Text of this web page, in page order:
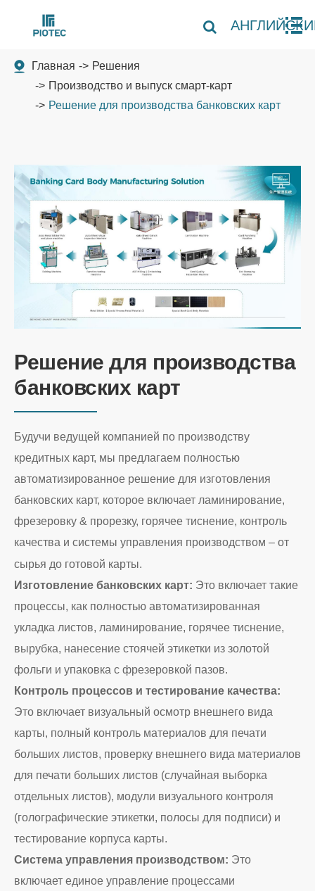
Главная
Решения
Производство и выпуск смарт-карт
Решение для производства банковских карт
Решение для производства
банковских карт
Будучи ведущей компанией по производству
кредитных карт, мы предлагаем полностью
автоматизированное решение для изготовления
банковских карт, которое включает ламинирование,
фрезеровку & прорезку, горячее тиснение, контроль
качества и системы управления производством – от
сырья до готовой карты.
Изготовление банковских карт: Это включает такие
процессы, как полностью автоматизированная
укладка листов, ламинирование, горячее тиснение,
вырубка, нанесение стоячей этикетки из золотой
фольги и упаковка с фрезеровкой пазов.
Контроль процессов и тестирование качества:
Это включает визуальный осмотр внешнего вида
карты, полный контроль материалов для печати
больших листов, проверку внешнего вида материалов
для печати больших листов (случайная выборка
отдельных листов), модули визуального контроля
(голографические этикетки, полосы для подписи) и
тестирование корпуса карты.
Система управления производством: Это
включает единое управление процессами